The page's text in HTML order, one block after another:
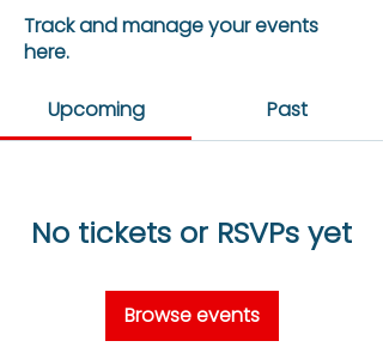
Track and manage your events
here.
Upcoming Past
No tickets or RSVPs yet
Browse events